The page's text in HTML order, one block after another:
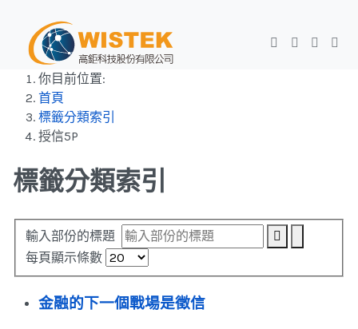
你目前位置:
首頁
標籤分類索引
授信5P
標籤分類索引
輸入部份的標題
每頁顯示條數
金融的下一個戰場是徵信